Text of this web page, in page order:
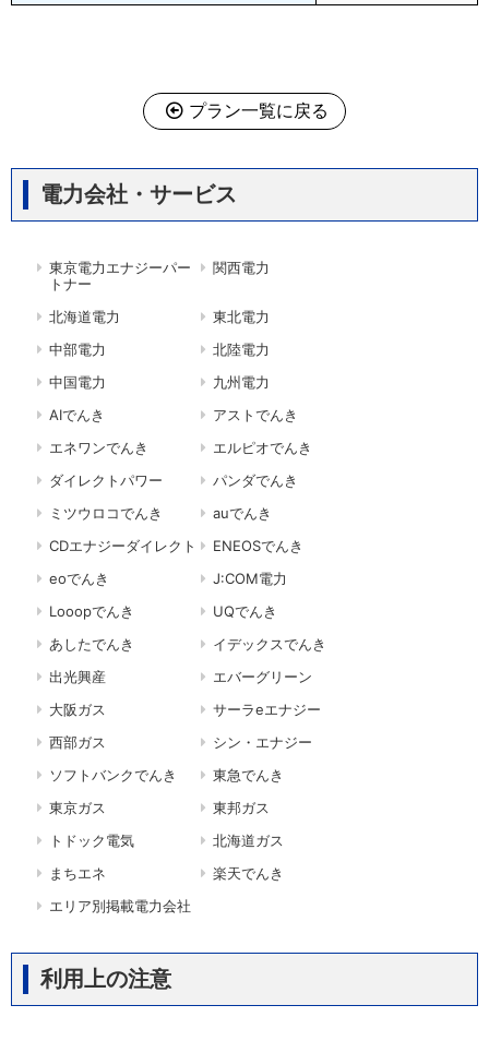
プラン一覧に戻る
電力会社・サービス
東京電力エナジーパー
トナー
関西電力
北海道電力
東北電力
中部電力
北陸電力
中国電力
九州電力
AIでんき
アストでんき
エネワンでんき
エルピオでんき
ダイレクトパワー
パンダでんき
ミツウロコでんき
auでんき
CDエナジーダイレクト
ENEOSでんき
eoでんき
J:COM電力
Looopでんき
UQでんき
あしたでんき
イデックスでんき
出光興産
エバーグリーン
大阪ガス
サーラeエナジー
西部ガス
シン・エナジー
ソフトバンクでんき
東急でんき
東京ガス
東邦ガス
トドック電気
北海道ガス
まちエネ
楽天でんき
エリア別掲載電力会社
利用上の注意